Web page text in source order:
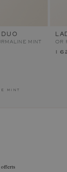
MINT OR
1
mint
offerts